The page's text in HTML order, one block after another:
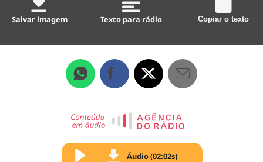
Salvar imagem Texto para rádio Copiar o texto
Áudio (02:02s)